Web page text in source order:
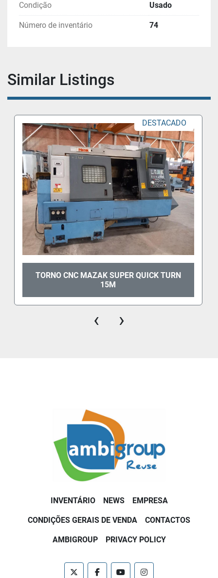
Condição Usado
Número de inventário 74
Similar Listings
DESTACADO
TORNO CNC MAZAK SUPER QUICK TURN
15M
‹ ›
INVENTÁRIO NEWS EMPRESA
CONDIÇÕES GERAIS DE VENDA CONTACTOS
AMBIGROUP PRIVACY POLICY